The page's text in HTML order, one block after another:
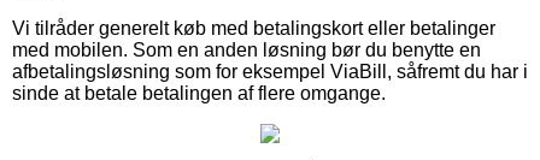
Vi tilråder generelt køb med betalingskort eller betalinger
med mobilen. Som en anden løsning bør du benytte en
afbetalingsløsning som for eksempel ViaBill, såfremt du har i
sinde at betale betalingen af flere omgange.